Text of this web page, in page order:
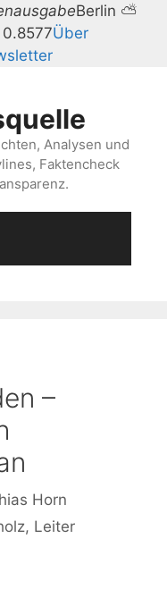
Berlin ⛅
0.8577Über
Analysen und
Faktencheck
–
Horn
, Leiter